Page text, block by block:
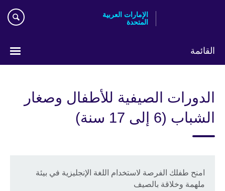
الإمارات العربية
المتحدة
القائمة
الدورات الصيفية للأطفال وصغار
الشباب (6 إلى 17 سنة)
امنح طفلك الفرصة لاستخدام اللغة الإنجليزية في بيئة
ملهمة وخلاقة بالصيف